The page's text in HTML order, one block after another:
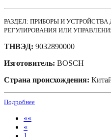
РАЗДЕЛ: ПРИБОРЫ И
РЕГУЛИРОВАНИЯ ИЛИ
ТНВЭД: 9032890000
Изготовитель: BOSCH
Страна происхождения:
Подробнее
««
«